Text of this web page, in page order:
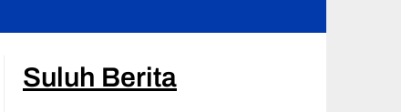
Suluh Berita